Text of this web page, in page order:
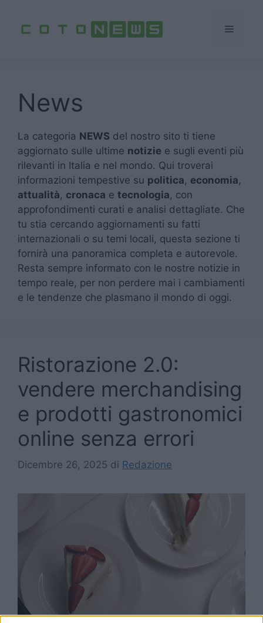
contenuto
Menu
News
La categoria NEWS del nostro sito ti tiene
aggiornato sulle ultime notizie e sugli eventi più
rilevanti in Italia e nel mondo. Qui troverai
informazioni tempestive su politica, economia,
attualità, cronaca e tecnologia, con
approfondimenti curati e analisi dettagliate. Che
tu stia cercando aggiornamenti su fatti
internazionali o su temi locali, questa sezione ti
fornirà una panoramica completa e autorevole.
Resta sempre informato con le nostre notizie in
tempo reale, per non perdere mai i cambiamenti
e le tendenze che plasmano il mondo di oggi.
Ristorazione 2.0:
vendere merchandising
e prodotti gastronomici
online senza errori
Dicembre 26, 2025 di Redazione